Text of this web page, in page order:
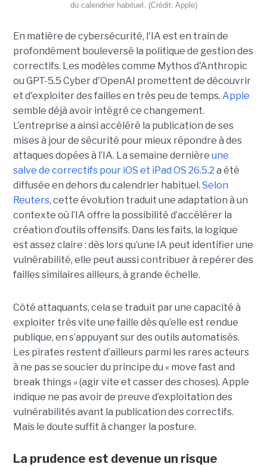
du calendrier habituel. (Crédit: Apple)
En matière de cybersécurité, l'IA est en train de
profondément bouleversé la politique de gestion des
correctifs. Les modèles comme Mythos d'Anthropic
ou GPT-5.5 Cyber d'OpenAI promettent de découvrir
et d'exploiter des failles en très peu de temps. Apple
semble déjà avoir intégré ce changement.
L’entreprise a ainsi accéléré la publication de ses
mises à jour de sécurité pour mieux répondre à des
attaques dopées à l’IA. La semaine dernière une
salve de correctifs pour iOS et iPad OS 26.5.2 a été
diffusée en dehors du calendrier habituel. Selon
Reuters, cette évolution traduit une adaptation à un
contexte où l’IA offre la possibilité d’accélérer la
création d’outils offensifs. Dans les faits, la logique
est assez claire : dès lors qu’une IA peut identifier une
vulnérabilité, elle peut aussi contribuer à repérer des
failles similaires ailleurs, à grande échelle.
Côté attaquants, cela se traduit par une capacité à
exploiter très vite une faille dès qu’elle est rendue
publique, en s’appuyant sur des outils automatisés.
Les pirates restent d’ailleurs parmi les rares acteurs
à ne pas se soucier du principe du « move fast and
break things » (agir vite et casser des choses). Apple
indique ne pas avoir de preuve d’exploitation des
vulnérabilités avant la publication des correctifs.
Mais le doute suffit à changer la posture.
La prudence est devenue un risque